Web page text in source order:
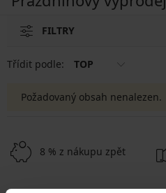
FILTRY
Třídit podle: TOP
Požadovaný obsah nenalezen.
8 % z nákupu zpět